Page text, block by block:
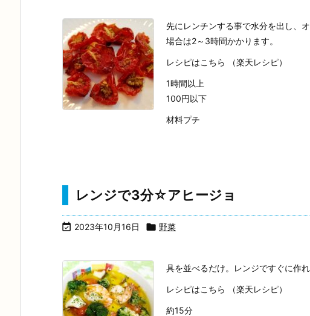
先にレンチンする事で水分を出し、
場合は2～3時間かかります。
レシピはこちら （楽天レシピ）
1時間以上
100円以下
材料プチ
レンジで3分☆アヒージョ
 2023年10月16日  野菜
具を並べるだけ。レンジですぐに作れ
レシピはこちら （楽天レシピ）
約15分